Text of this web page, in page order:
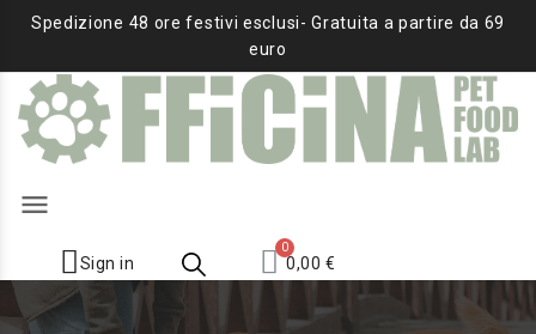
Spedizione 48 ore festivi esclusi- Gratuita a partire da 69
euro
menu
Sign in 0,00 €